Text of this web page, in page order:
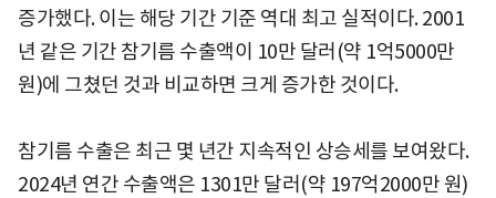
증가했다. 이는 해당 기간 기준 역대 최고 실적이다. 2001
년 같은 기간 참기름 수출액이 10만 달러(약 1억5000만
원)에 그쳤던 것과 비교하면 크게 증가한 것이다.
참기름 수출은 최근 몇 년간 지속적인 상승세를 보여왔다.
2024년 연간 수출액은 1301만 달러(약 197억2000만 원)